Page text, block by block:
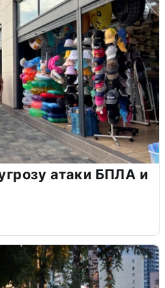
атаки БПЛА и